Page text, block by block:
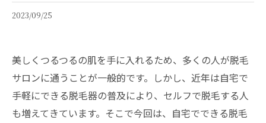
2023/09/25
美しくつるつるの肌を手に入れるため、多くの人が脱毛
サロンに通うことが一般的です。しかし、近年は自宅で
手軽にできる脱毛器の普及により、セルフで脱毛する人
も増えてきています。そこで今回は、自宅でできる脱毛